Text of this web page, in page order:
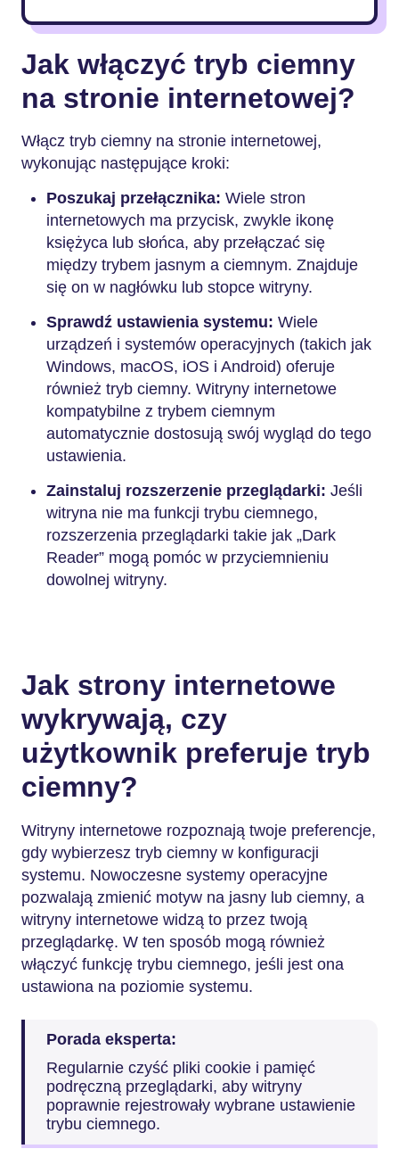
Jak włączyć tryb ciemny
na stronie internetowej?
Włącz tryb ciemny na stronie internetowej,
wykonując następujące kroki:
Poszukaj przełącznika: Wiele stron
internetowych ma przycisk, zwykle ikonę
księżyca lub słońca, aby przełączać się
między trybem jasnym a ciemnym. Znajduje
się on w nagłówku lub stopce witryny.
Sprawdź ustawienia systemu: Wiele
urządzeń i systemów operacyjnych (takich jak
Windows, macOS, iOS i Android) oferuje
również tryb ciemny. Witryny internetowe
kompatybilne z trybem ciemnym
automatycznie dostosują swój wygląd do tego
ustawienia.
Zainstaluj rozszerzenie przeglądarki: Jeśli
witryna nie ma funkcji trybu ciemnego,
rozszerzenia przeglądarki takie jak „Dark
Reader” mogą pomóc w przyciemnieniu
dowolnej witryny.
Jak strony internetowe
wykrywają, czy
użytkownik preferuje tryb
ciemny?
Witryny internetowe rozpoznają twoje preferencje,
gdy wybierzesz tryb ciemny w konfiguracji
systemu. Nowoczesne systemy operacyjne
pozwalają zmienić motyw na jasny lub ciemny, a
witryny internetowe widzą to przez twoją
przeglądarkę. W ten sposób mogą również
włączyć funkcję trybu ciemnego, jeśli jest ona
ustawiona na poziomie systemu.
Porada eksperta:
Regularnie czyść pliki cookie i pamięć
podręczną przeglądarki, aby witryny
poprawnie rejestrowały wybrane ustawienie
trybu ciemnego.